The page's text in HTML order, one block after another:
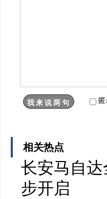
相关热点
长安马自
步开启